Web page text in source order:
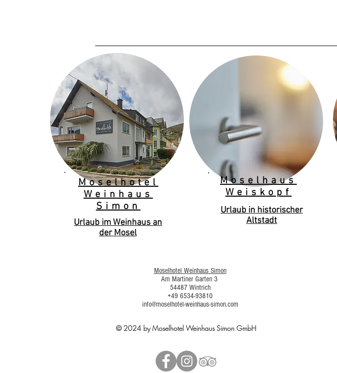
Moselhotel
Weinhaus
Simon
Urlaub im Weinhaus an
der Mosel
Moselhaus
Weiskopf
Urlaub in historischer
Altstadt
Moselhotel Weinhaus Simon
Am Martiner Garten 3
54487 Wintrich
+49 6534-93810
info@moselhotel-weinhaus-simon.com
© 2024 by Moselhotel Weinhaus Simon GmbH